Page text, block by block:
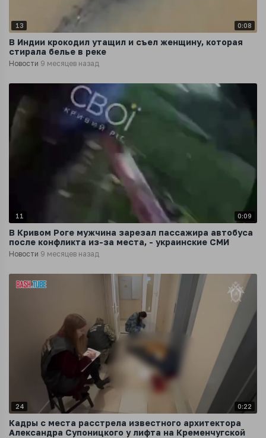
13 0:08
В Индии крокодил утащил и съел женщину, которая
стирала белье в реке
Новости 9 месяцев назад
11 0:09
В Кривом Роге мужчина зарезал пассажира автобуса
после конфликта из-за места, - украинские СМИ
Новости 9 месяцев назад
24 0:22
Кадры с места расстрела известного архитектора
Александра Супоницкого у лифта на Кременчугской